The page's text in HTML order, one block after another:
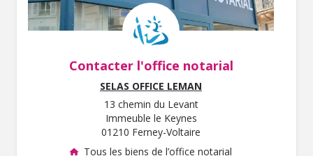
Contacter l'office notarial
SELAS OFFICE LEMAN
13 chemin du Levant
Immeuble le Keynes
01210 Ferney-Voltaire
Tous les biens de l’office notarial